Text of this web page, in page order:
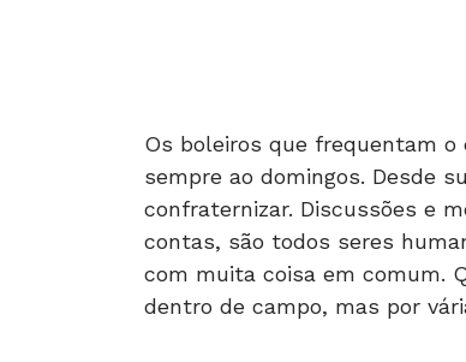
sempre ao domingos. Desde
confraternizar. Discussões e
contas, são todos seres
com muita coisa em comum.
dentro de campo, mas por